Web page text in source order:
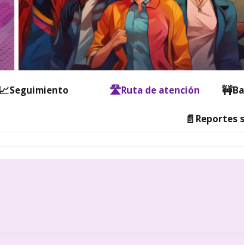
📈Seguimiento 🛣️Ruta de atención 🚧
📄 Reportes